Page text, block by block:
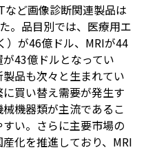
など画像診断関連製品は
。品目別では、医療用エ
）が46億ドル、MRIが44
43億ドルとなってい
品も次々と生まれてい
買い替え需要が発生す
機器類が主流であるこ
い。さらに主要市場の
化を推進しており、MRI